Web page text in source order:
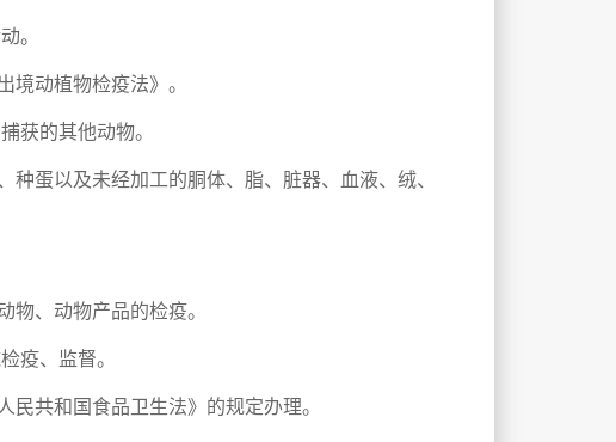
。
境动植物检疫法》。
获的其他动物。
蛋以及未经加工的胴体、脂、脏器、血液、绒、
物、动物产品的检疫。
疫、监督。
共和国食品卫生法》的规定办理。